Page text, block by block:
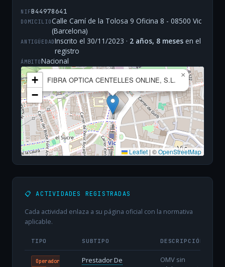
NIFB44978641
DOMICILIOCalle Camí de la Tolosa 9 Oficina 8 - 08500 Vic
(Barcelona)
ANTIGÜEDADInscrito el 30/11/2023 · 2 años, 8 meses en el
registro
ÁMBITONacional
FIBRA OPTICA CENTELLES ONLINE, S.L.
×
+
−
Leaflet | ©OpenStreetMap
📋 ACTIVIDADES REGISTRADAS
Cada actividad enlaza a su página oficial con la normativa
aplicable.
TIPO SUBTIPO DESCRIPCIÓN
Operador
Prestador De
OMV sin